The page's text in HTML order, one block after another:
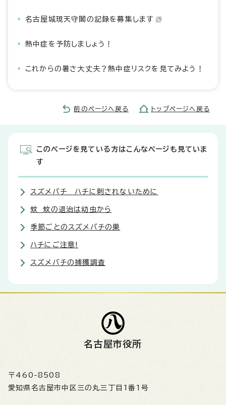
名古屋城現天守閣の記録を募集します
熱中症を予防しましょう！
これからの暑さ大丈夫？熱中症リスクを見てみよう！
前のページへ戻る トップページへ戻る
このページを見ている方はこんなページも見ていま
す
スズメバチ ハチに刺されないために
蚊 蚊の退治は幼虫から
季節ごとのスズメバチの巣
ハチにご注意!
スズメバチの捕獲調査
名古屋市役所
〒460-8508
愛知県名古屋市中区三の丸三丁目1番1号